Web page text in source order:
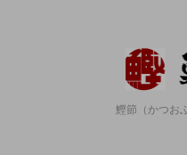
鰹節（かつお